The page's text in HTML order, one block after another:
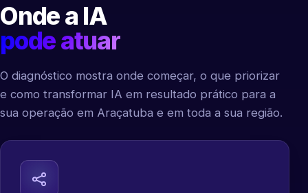
Onde a IA
pode atuar
O diagnóstico mostra onde começar, o que priorizar
e como transformar IA em resultado prático para a
sua operação em Araçatuba e em toda a sua região.